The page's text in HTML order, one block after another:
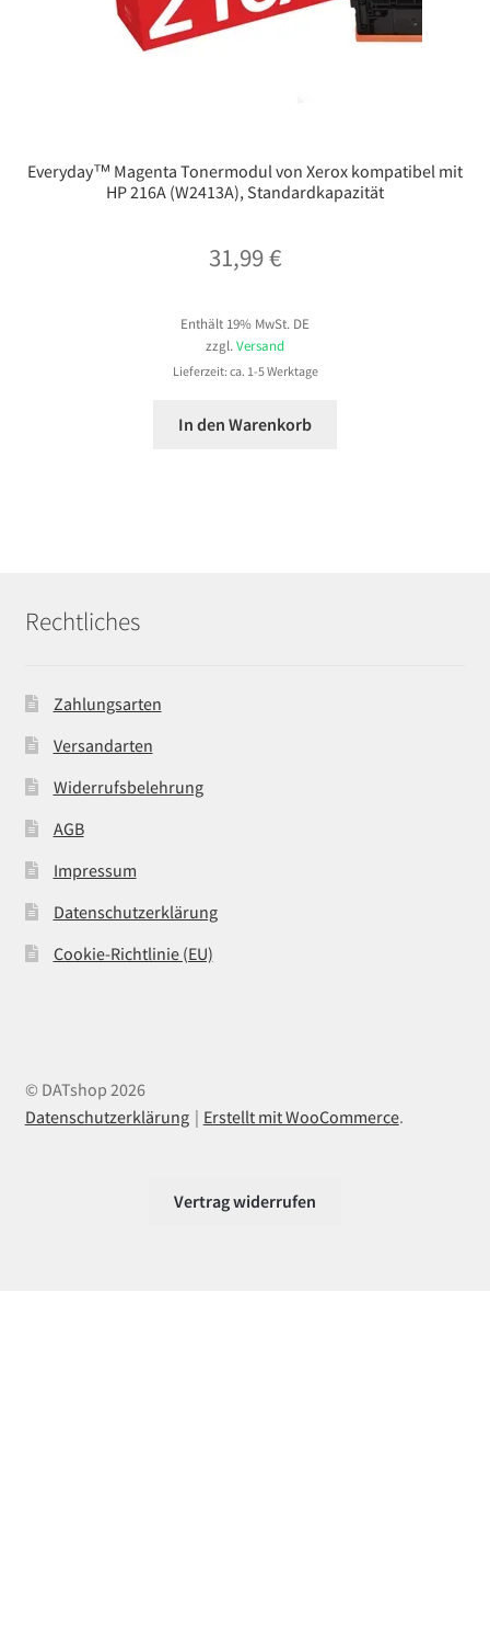
Everyday™ Magenta Tonermodul von Xerox kompatibel mit
HP 216A (W2413A), Standardkapazität
31,99€
Enthält 19% MwSt. DE
zzgl. Versand
Lieferzeit: ca. 1-5 Werktage
In den Warenkorb
Rechtliches
Zahlungsarten
Versandarten
Widerrufsbelehrung
AGB
Impressum
Datenschutzerklärung
Cookie-Richtlinie (EU)
© DATshop 2026
Datenschutzerklärung
Erstellt mit WooCommerce.
Vertrag widerrufen